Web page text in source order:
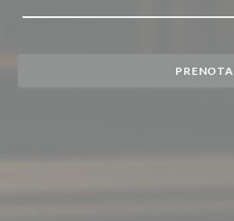
PRENOTA